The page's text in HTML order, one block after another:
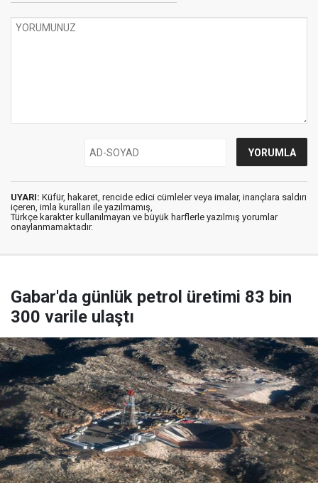
UYARI: Küfür, hakaret, rencide edici cümleler veya imalar, inançlara saldırı
içeren, imla kuralları ile yazılmamış,
Türkçe karakter kullanılmayan ve büyük harflerle yazılmış yorumlar
onaylanmamaktadır.
Gabar'da günlük petrol üretimi 83 bin
300 varile ulaştı